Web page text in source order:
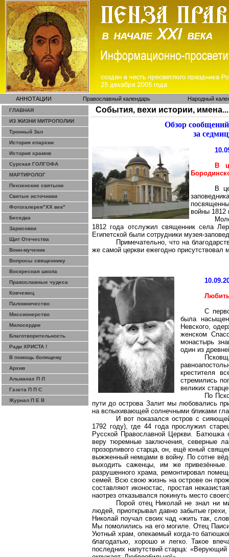
АННОТАЦИИ Православный календарь Народный
ГЛАВНАЯ
ИЗ ЖИЗНИ МИТРОПОЛИИ
Тронный Зал
История епархии
История храмов
Сурская ГОЛГОФА
МАРТИРОЛОГ
Пензенские святыни
Святые источники
Фотогалерея"ХХ век"
Беседка
Зарисовки
Щит Отечества
Воин-мученик
Вопросы священнику
Воскресная школа
Православные чудеса
Ковчежец
Паломничество
Миссионерство
Милосердие
Благотворительность
Ради ХРИСТА !
В помощь болящему
Архив
Альманах П Л
Газета П П С
Журнал П Е В
События, вехи истории, имена...
Обзор
за
В
В
войны 1812
1812 года отслужил священник села
Египетской были сотрудники музея-
Примечательно, что на
же самой церкви ежегодно присутствовал
С
была
Невского,
женском
монастырь
один из
крестителя
стремились
великих
По
пути до острова Залит мы любовались
на вспыхивающей солнечными бликами
И вот показался остров с
1792 году), где 44 года прослужил
Русской Православной Церкви. Батюшка
веру тюремные заключения, северные
прозорливого старца, он, ещё юный
выжженный немцами в войну. По сотне
выходить саженцы, им же
разрушенного храма, ремонтировал
семей. Всю свою жизнь на острове он
составляют иконостас, простая
наотрез отказывался покинуть место
Порой отец Николай не знал ни
людей, приоткрывал давно забытые
Николай поучал своих чад «жить так,
Мы помолились на его могиле. Отец
Уютный храм, опекаемый когда-то
благодатью, хорошо и легко. Такое
последних напутствий старца: